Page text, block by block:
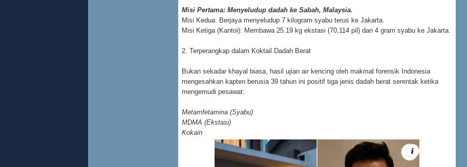
Misi Pertama: Menyeludup dadah ke Sabah, Malaysia.
Misi Kedua: Berjaya menyeludup 7 kilogram syabu terus ke Jakarta.
Misi Ketiga (Kantoi): Membawa 25.19 kg ekstasi (70,114 pil) dan 4 gram syabu ke Jakarta.
2. Terperangkap dalam Koktail Dadah Berat
Bukan sekadar khayal biasa, hasil ujian air kencing oleh makmal forensik Indonesia
mengesahkan kapten berusia 39 tahun ini positif tiga jenis dadah berat serentak ketika
mengemudi pesawat:
Metamfetamina (Syabu)
MDMA (Ekstasi)
Kokain